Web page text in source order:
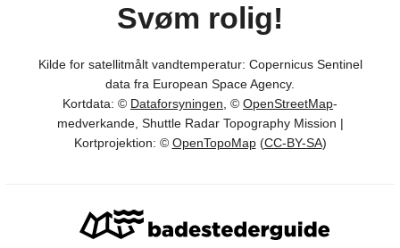
Svøm rolig!
Kilde for satellitmålt vandtemperatur: Copernicus Sentinel
data fra European Space Agency.
Kortdata: © Dataforsyningen , © OpenStreetMap-
medverkande, Shuttle Radar Topography Mission |
Kortprojektion: © OpenTopoMap(CC-BY-SA)